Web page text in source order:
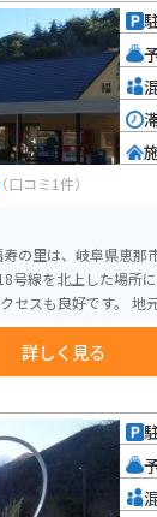
」や、全長1,200mの
スポットも点在して
（口コミ1件）
の里は、岐阜県恵那
号線を北上した場所
地元の農産物や特産品を販
った料理を提供する
ド豚「恵那鶏ちゃん
ングにも最適なエリ
など、風光明媚な観
ことができます。
詳しく見る